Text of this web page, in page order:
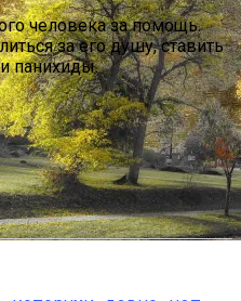
Крупный Кроссовер
Неужели Только Для США?
человека за помощь.
за его душу, ставить
панихиды.